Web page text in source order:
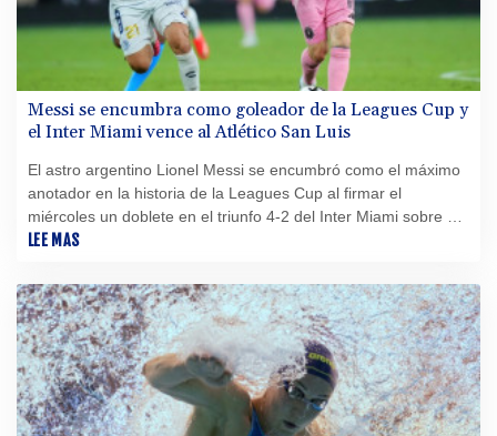
Messi se encumbra como goleador de la Leagues Cup y
el Inter Miami vence al Atlético San Luis
El astro argentino Lionel Messi se encumbró como el máximo
anotador en la historia de la Leagues Cup al firmar el
miércoles un doblete en el triunfo 4-2 del Inter Miami sobre el
Atlético San Luis en el estadio Nu.
LEE MAS